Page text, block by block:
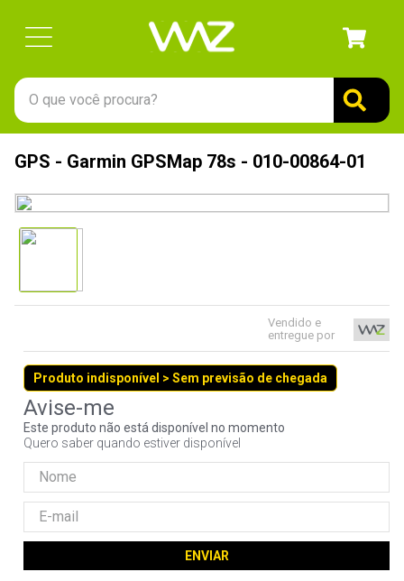
O que você procura?
GPS - Garmin GPSMap 78s - 010-00864-01
Vendido e
entregue por
Produto indisponível > Sem previsão de chegada
Este produto não está disponível no momento
Quero saber quando estiver disponível
ENVIAR
1º
gabinete
7º
jonsbo
8º
controle
9º
noctua
fractal